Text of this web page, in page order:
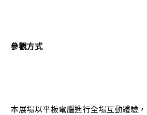
參觀方式
本展場以平板電腦進行全場互動體驗